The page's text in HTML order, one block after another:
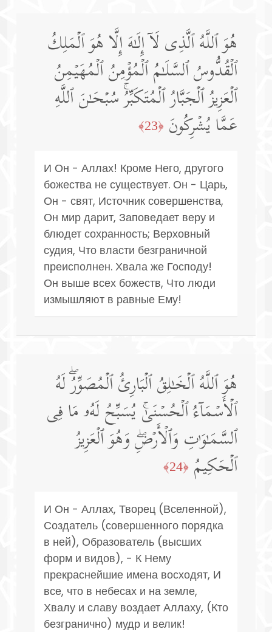
هُوَ ٱللَّهُ ٱلَّذِی لَاۤ إِلَـٰهَ إِلَّا هُوَ ٱلۡمَلِكُ
ٱلۡقُدُّوسُ ٱلسَّلَـٰمُ ٱلۡمُؤۡمِنُ ٱلۡمُهَیۡمِنُ
ٱلۡعَزِیزُ ٱلۡجَبَّارُ ٱلۡمُتَكَبِّرُۚ سُبۡحَـٰنَ ٱللَّهِ
عَمَّا یُشۡرِكُونَ ﴿23﴾
И Он - Аллах! Кроме Него, другого
божества не существует. Он - Царь,
Он - свят, Источник совершенства,
Он мир дарит, Заповедает веру и
блюдет сохранность; Верховный
судия, Что власти безграничной
преисполнен. Хвала же Господу!
Он выше всех божеств, Что люди
измышляют в равные Ему!
هُوَ ٱللَّهُ ٱلۡخَـٰلِقُ ٱلۡبَارِئُ ٱلۡمُصَوِّرُۖ لَهُ
ٱلۡأَسۡمَاۤءُ ٱلۡحُسۡنَىٰۚ یُسَبِّحُ لَهُۥ مَا فِی
ٱلسَّمَـٰوَ ٰ⁠تِ وَٱلۡأَرۡضِۖ وَهُوَ ٱلۡعَزِیزُ
ٱلۡحَكِیمُ ﴿24﴾
И Он - Аллах, Творец (Вселенной),
Создатель (совершенного порядка
в ней), Образователь (высших
форм и видов), - К Нему
прекраснейшие имена восходят, И
все, что в небесах и на земле,
Хвалу и славу воздает Аллаху, (Кто
безгранично) мудр и велик!